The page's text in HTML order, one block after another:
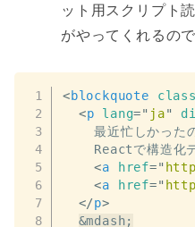
ット用スクリプト
がやってくれるので
<blockquote class
<p lang=" ja"
最近忙しかった
Reactで構造化
<a href="
<a href="
</p>
&mdash;